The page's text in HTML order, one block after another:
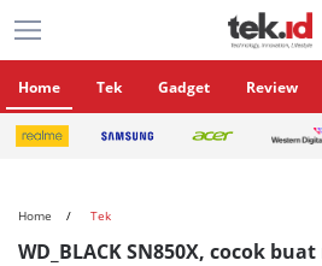
Home Tek Gadget Review
Home Tek
WD_BLACK SN850X, cocok